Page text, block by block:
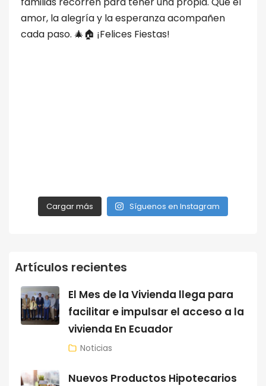
Cargar más Síguenos en Instagram
Artículos recientes
El Mes de la Vivienda llega para
facilitar e impulsar el acceso a la
vivienda En Ecuador
Noticias
Nuevos Productos Hipotecarios